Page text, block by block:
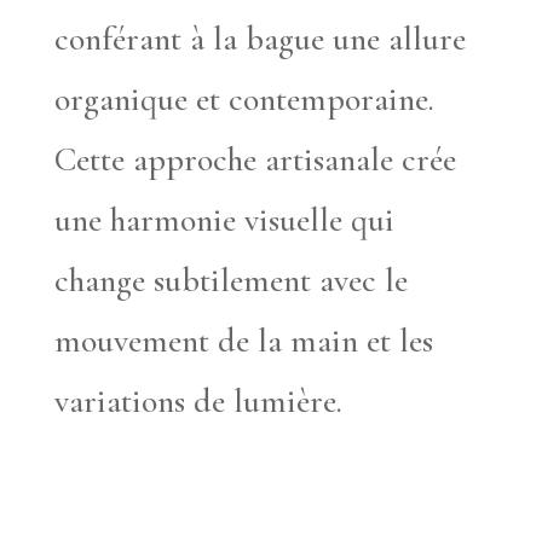
conférant à la bague une allure
organique et contemporaine.
Cette approche artisanale crée
une harmonie visuelle qui
change subtilement avec le
mouvement de la main et les
variations de lumière.